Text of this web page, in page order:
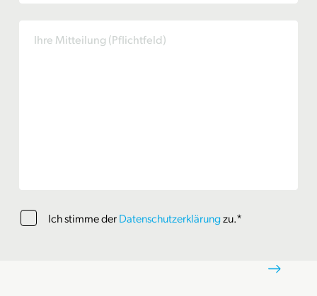
Ich stimme derDatenschutzerklärungzu.*